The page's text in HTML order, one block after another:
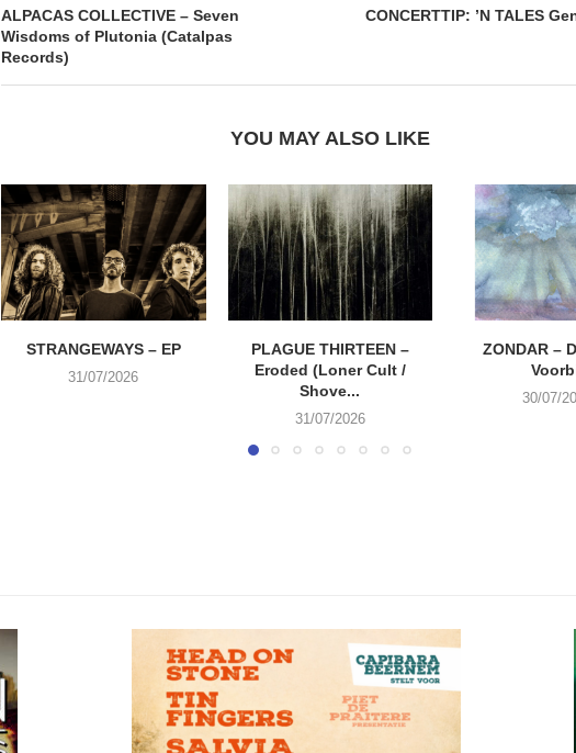
ALPACAS COLLECTIVE – Seven
Wisdoms of Plutonia (Catalpas
Records)
CONCERTTIP: ’N TALES
YOU MAY ALSO LIKE
STRANGEWAYS – EP
31/07/2026
PLAGUE THIRTEEN –
Eroded (Loner Cult /
Shove...
31/07/2026
ZONDAR –
30/07/